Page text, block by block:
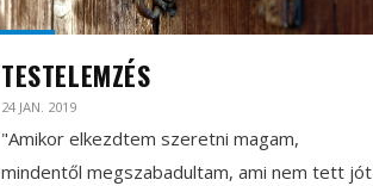
TESTELEMZÉS
24 JAN. 2019
"Amikor elkezdtem szeretni magam,
mindentől megszabadultam, ami nem tett jót